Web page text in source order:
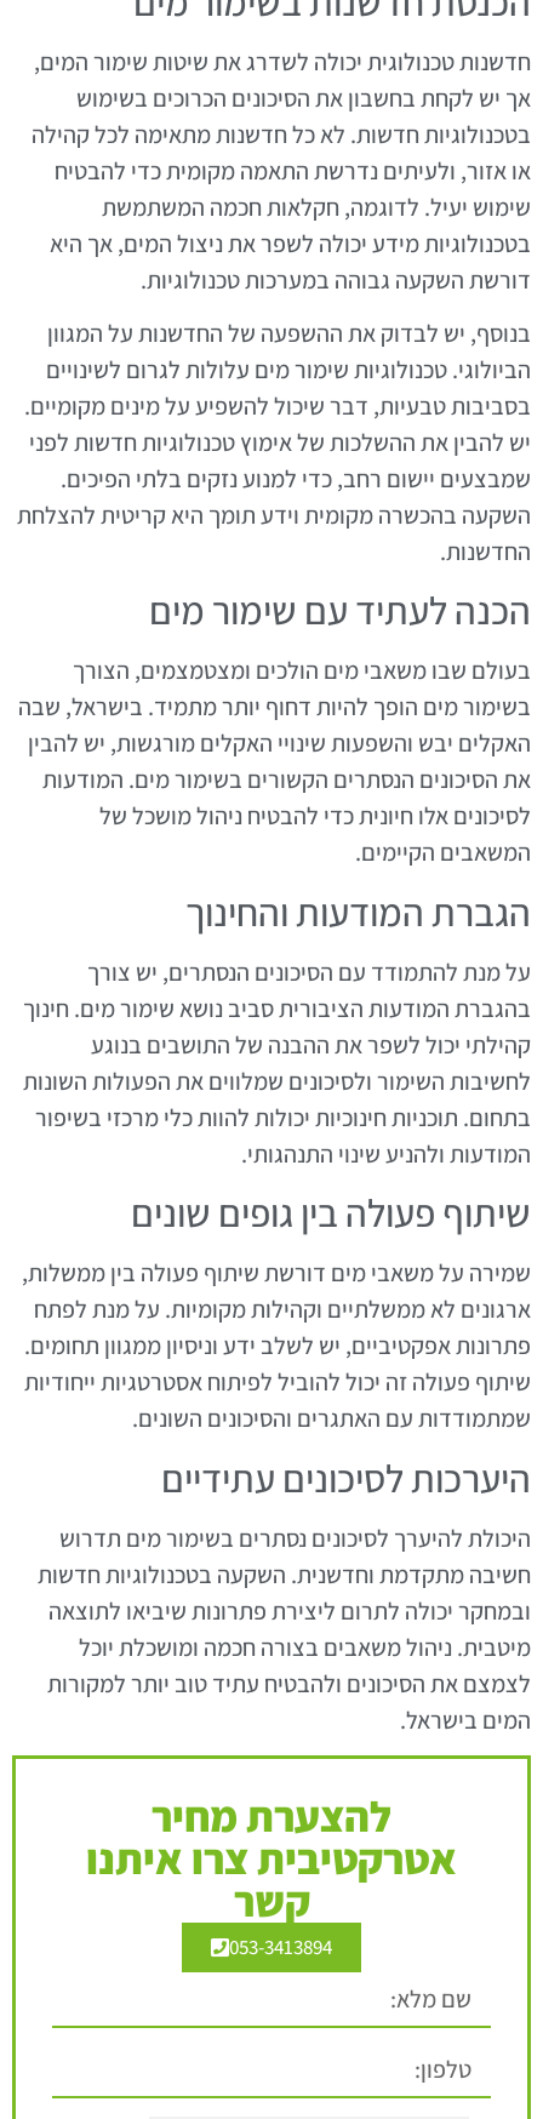
חדשנות טכנולוגית יכולה לשדרג את שיטות שימור המים,
אך יש לקחת בחשבון את הסיכונים הכרוכים בשימוש
בטכנולוגיות חדשות. לא כל חדשנות מתאימה לכל קהילה
או אזור, ולעיתים נדרשת התאמה מקומית כדי להבטיח
שימוש יעיל. לדוגמה, חקלאות חכמה המשתמשת
בטכנולוגיות מידע יכולה לשפר את ניצול המים, אך היא
דורשת השקעה גבוהה במערכות טכנולוגיות.
בנוסף, יש לבדוק את ההשפעה של החדשנות על המגוון
הביולוגי. טכנולוגיות שימור מים עלולות לגרום לשינויים
בסביבות טבעיות, דבר שיכול להשפיע על מינים מקומיים.
יש להבין את ההשלכות של אימוץ טכנולוגיות חדשות לפני
שמבצעים יישום רחב, כדי למנוע נזקים בלתי הפיכים.
השקעה בהכשרה מקומית וידע תומך היא קריטית להצלחת
החדשנות.
הכנה לעתיד עם שימור מים
בעולם שבו משאבי מים הולכים ומצטמצמים, הצורך
בשימור מים הופך להיות דחוף יותר מתמיד. בישראל, שבה
האקלים יבש והשפעות שינויי האקלים מורגשות, יש להבין
את הסיכונים הנסתרים הקשורים בשימור מים. המודעות
לסיכונים אלו חיונית כדי להבטיח ניהול מושכל של
המשאבים הקיימים.
הגברת המודעות והחינוך
על מנת להתמודד עם הסיכונים הנסתרים, יש צורך
בהגברת המודעות הציבורית סביב נושא שימור מים. חינוך
קהילתי יכול לשפר את ההבנה של התושבים בנוגע
לחשיבות השימור ולסיכונים שמלווים את הפעולות השונות
בתחום. תוכניות חינוכיות יכולות להוות כלי מרכזי בשיפור
המודעות ולהניע שינוי התנהגותי.
שיתוף פעולה בין גופים שונים
שמירה על משאבי מים דורשת שיתוף פעולה בין ממשלות,
ארגונים לא ממשלתיים וקהילות מקומיות. על מנת לפתח
פתרונות אפקטיביים, יש לשלב ידע וניסיון ממגוון תחומים.
שיתוף פעולה זה יכול להוביל לפיתוח אסטרטגיות ייחודיות
שמתמודדות עם האתגרים והסיכונים השונים.
היערכות לסיכונים עתידיים
היכולת להיערך לסיכונים נסתרים בשימור מים תדרוש
חשיבה מתקדמת וחדשנית. השקעה בטכנולוגיות חדשות
ובמחקר יכולה לתרום ליצירת פתרונות שיביאו לתוצאה
מיטבית. ניהול משאבים בצורה חכמה ומושכלת יוכל
לצמצם את הסיכונים ולהבטיח עתיד טוב יותר למקורות
המים בישראל.
להצערת מחיר
אטרקטיבית צרו איתנו
קשר
053-3413894